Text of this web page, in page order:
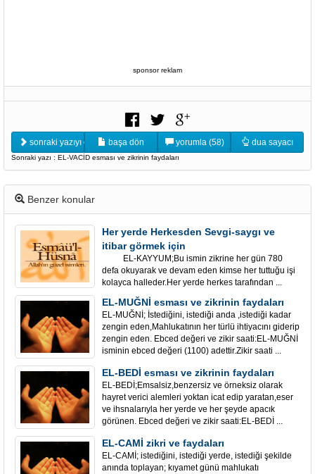
sponsor reklam
sonraki yazıyı oku başa dön yorumla (58) dua sayacı
Sonraki yazı : EL-VACİD esması ve zikrinin faydaları
Benzer konular
Her yerde Herkesden Sevgi-saygı ve
itibar görmek için
EL-KAYYUM;Bu ismin zikrine her gün 780
defa okuyarak ve devam eden kimse her tuttuğu işi
kolayca halleder.Her yerde herkes tarafından ...
EL-MUĞNİ esması ve zikrinin faydaları
EL-MUĞNİ; İstediğini, istediği anda ,istediği kadar
zengin eden,Mahlukatının her türlü ihtiyacını giderip
zengin eden. Ebced değeri ve zikir saati:EL-MUĞNİ
isminin ebced değeri (1100) adettir.Zikir saati ...
EL-BEDİ esması ve zikrinin faydaları
EL-BEDİ;Emsalsiz,benzersiz ve örneksiz olarak
hayret verici alemleri yoktan icat edip yaratan,eser
ve ihsnalarıyla her yerde ve her şeyde apacık
görünen. Ebced değeri ve zikir saati:EL-BEDİ ...
EL-CAMİ zikri ve faydaları
EL-CAMİ; istediğini, istediği yerde, istediği şekilde
anında toplayan; kıyamet günü mahlukatı